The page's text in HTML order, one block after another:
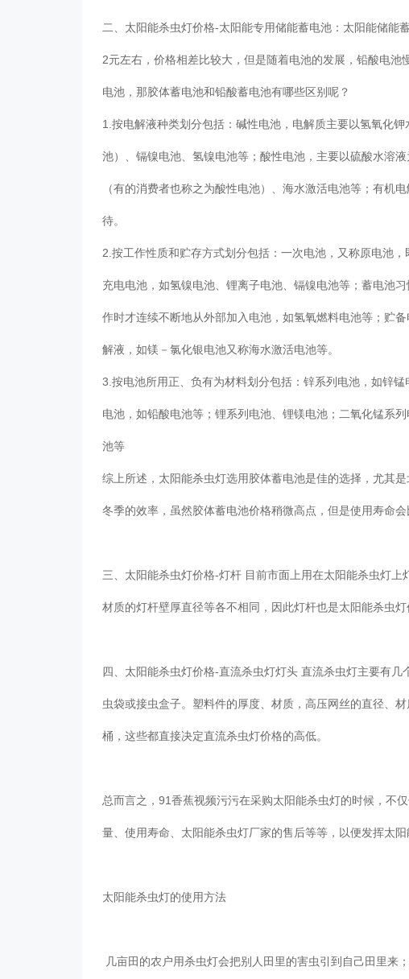
二、太阳能杀虫灯价格-太阳能专用储能蓄电池：太阳能储能
2元左右，价格相差比较大，但是随着电池的发展，铅酸电
电池，那胶体蓄电池和铅酸蓄电池有哪些区别呢？
1.按电解液种类划分包括：碱性电池，电解质主要以氢氧化
池）、镉镍电池、氢镍电池等；酸性电池，主要以硫酸水溶
（有的消费者也称之为酸性电池）、海水激活电池等；有机
待。
2.按工作性质和贮存方式划分包括：一次电池，又称原电池
充电电池，如氢镍电池、锂离子电池、镉镍电池等；蓄电池
作时才连续不断地从外部加入电池，如氢氧燃料电池等；贮
解液，如镁－氯化银电池又称海水激活电池等。
3.按电池所用正、负有为材料划分包括：锌系列电池，如锌
电池，如铅酸电池等；锂系列电池、锂镁电池；二氧化锰系
池等
综上所述，太阳能杀虫灯选用胶体蓄电池是佳的选择，尤其
冬季的效率，虽然胶体蓄电池价格稍微高点，但是使用寿命会
三、太阳能杀虫灯价格-灯杆 目前市面上用在太阳能杀虫灯
材质的灯杆壁厚直径等各不相同，因此灯杆也是太阳能杀虫灯
四、太阳能杀虫灯价格-直流杀虫灯灯头 直流杀虫灯主要有
虫袋或接虫盒子。塑料件的厚度、材质，高压网丝的直径、
桶，这些都直接决定直流杀虫灯价格的高低。
总而言之，91香蕉视频污污在采购太阳能杀虫灯的时候，不
量、使用寿命、太阳能杀虫灯厂家的售后等等，以便发挥太阳
太阳能杀虫灯的使用方法
几亩田的农户用杀虫灯会把别人田里的害虫引到自己田里来